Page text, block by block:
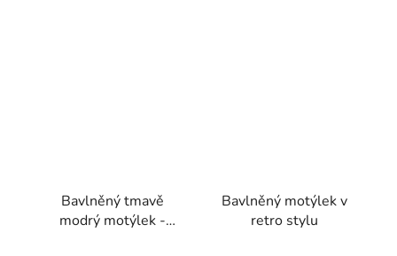
Bavlněný tmavě
modrý motýlek -
Bavlněný motýlek v
retro stylu